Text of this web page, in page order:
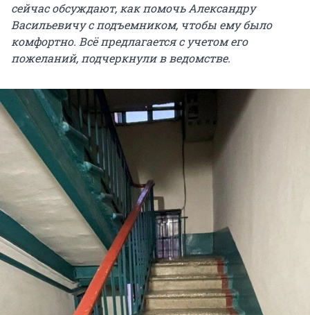
сейчас обсуждают, как помочь Александру
Васильевичу с подъемником, чтобы ему было
комфортно. Всё предлагается с учетом его
пожеланий, подчеркнули в ведомстве.